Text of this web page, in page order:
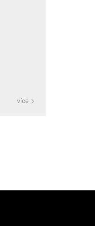
více